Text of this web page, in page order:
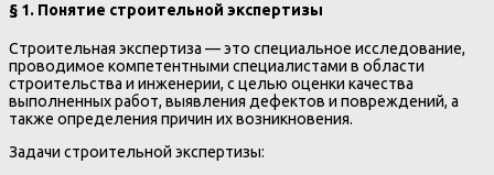
§ 1. Понятие строительной экспертизы
Строительная экспертиза — это специальное исследование,
проводимое компетентными специалистами в области
строительства и инженерии, с целью оценки качества
выполненных работ, выявления дефектов и повреждений, а
также определения причин их возникновения.
Задачи строительной экспертизы: